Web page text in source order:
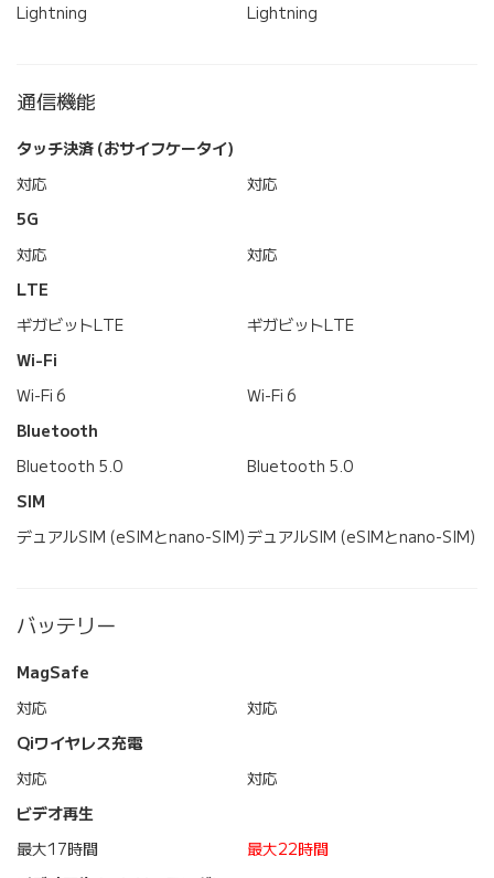
Lightning
Lightning
通信機能
タッチ決済 (おサイフケータイ)
対応
対応
5G
対応
対応
LTE
ギガビットLTE
ギガビットLTE
Wi-Fi
Wi-Fi 6
Wi-Fi 6
Bluetooth
Bluetooth 5.0
Bluetooth 5.0
SIM
デュアルSIM (eSIMとnano-SIM)デュアルSIM (eSIMとnano-SIM)
バッテリー
MagSafe
対応
対応
Qiワイヤレス充電
対応
対応
ビデオ再生
最大17時間
最大22時間